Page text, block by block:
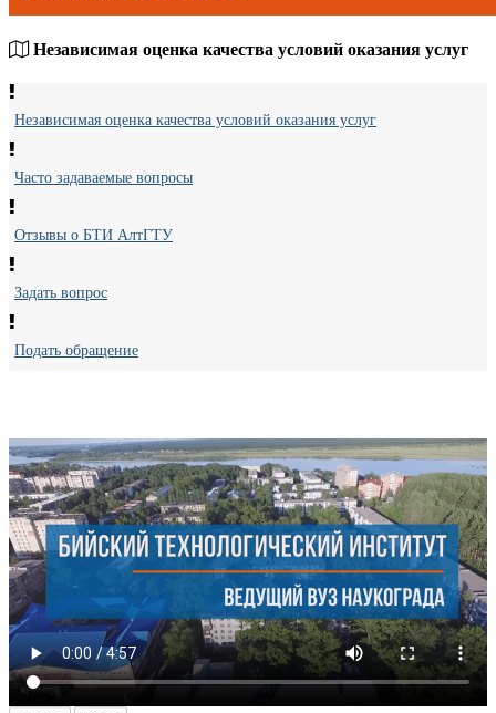
Независимая оценка качества условий оказания услуг
Независимая оценка качества условий оказания услуг
Часто задаваемые вопросы
Отзывы о БТИ АлтГТУ
Задать вопрос
Подать обращение